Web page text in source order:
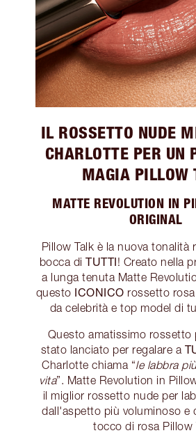
IL ROSSETTO NUDE
CHARLOTTE PER UN
MAGIA PILLOW
MATTE REVOLUTION IN
ORIGINAL
Pillow Talk è la nuova tonalità
bocca diTUTTI! Creato nella
a lunga tenuta Matte
questo ICONICO rossetto
da celebrità e top model di
Questo amatissimo rossetto
stato lanciato per regalare a
Charlotte chiama “le labbra
vita”. Matte Revolution in
il miglior rossetto nude per
dall'aspetto più voluminoso e
tocco di rosa Pillow